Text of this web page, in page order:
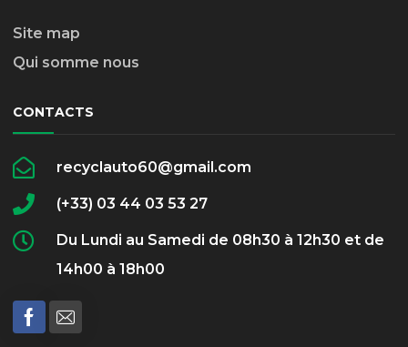
Site map
Qui somme nous
CONTACTS
recyclauto60@gmail.com
(+33) 03 44 03 53 27
Du Lundi au Samedi de 08h30 à 12h30 et de
14h00 à 18h00